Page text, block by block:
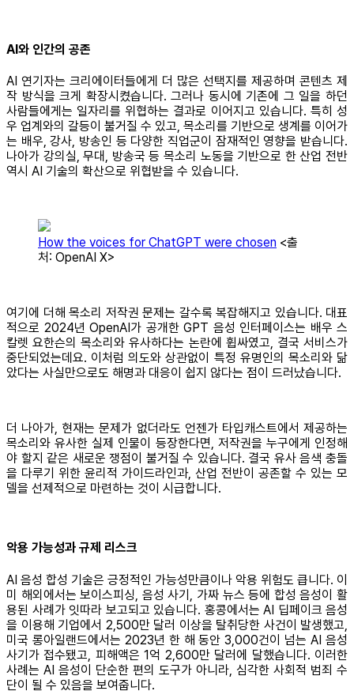
AI와 인간의 공존
AI 연기자는 크리에이터들에게 더 많은 선택지를 제공하며 콘텐츠 제
작 방식을 크게 확장시켰습니다. 그러나 동시에 기존에 그 일을 하던
사람들에게는 일자리를 위협하는 결과로 이어지고 있습니다. 특히 성
우 업계와의 갈등이 불거질 수 있고, 목소리를 기반으로 생계를 이어가
는 배우, 강사, 방송인 등 다양한 직업군이 잠재적인 영향을 받습니다.
나아가 강의실, 무대, 방송국 등 목소리 노동을 기반으로 한 산업 전반
역시 AI 기술의 확산으로 위협받을 수 있습니다.
How the voices for ChatGPT were chosen <출
처: OpenAI X>
여기에 더해 목소리 저작권 문제는 갈수록 복잡해지고 있습니다. 대표
적으로 2024년 OpenAI가 공개한 GPT 음성 인터페이스는 배우 스
칼렛 요한슨의 목소리와 유사하다는 논란에 휩싸였고, 결국 서비스가
중단되었는데요. 이처럼 의도와 상관없이 특정 유명인의 목소리와 닮
았다는 사실만으로도 해명과 대응이 쉽지 않다는 점이 드러났습니다.
더 나아가, 현재는 문제가 없더라도 언젠가 타입캐스트에서 제공하는
목소리와 유사한 실제 인물이 등장한다면, 저작권을 누구에게 인정해
야 할지 같은 새로운 쟁점이 불거질 수 있습니다. 결국 유사 음색 충돌
을 다루기 위한 윤리적 가이드라인과, 산업 전반이 공존할 수 있는 모
델을 선제적으로 마련하는 것이 시급합니다.
악용 가능성과 규제 리스크
AI 음성 합성 기술은 긍정적인 가능성만큼이나 악용 위험도 큽니다. 이
미 해외에서는 보이스피싱, 음성 사기, 가짜 뉴스 등에 합성 음성이 활
용된 사례가 잇따라 보고되고 있습니다. 홍콩에서는 AI 딥페이크 음성
을 이용해 기업에서 2,500만 달러 이상을 탈취당한 사건이 발생했고,
미국 롱아일랜드에서는 2023년 한 해 동안 3,000건이 넘는 AI 음성
사기가 접수됐고, 피해액은 1억 2,600만 달러에 달했습니다. 이러한
사례는 AI 음성이 단순한 편의 도구가 아니라, 심각한 사회적 범죄 수
단이 될 수 있음을 보여줍니다.